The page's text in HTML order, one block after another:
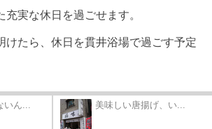
実な休日を過ごせます。
けたら、休日を貫井浴場で過ごす予定
ん... 美味しい唐揚げ、い...